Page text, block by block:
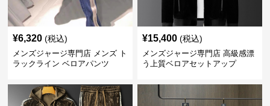
¥6,320 (税込)
メンズジャージ専門店 メンズ ト
ラックライン ベロアパンツ
¥15,400 (税込)
メンズジャージ専門店 高級感漂
う上質ベロアセットアップ